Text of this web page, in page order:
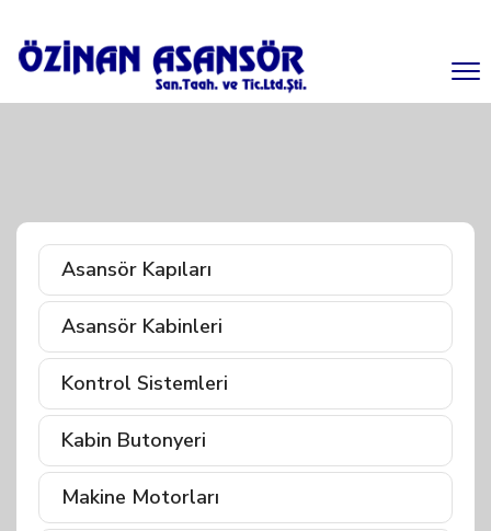
Asansör Kapıları
Asansör Kabinleri
Kontrol Sistemleri
Kabin Butonyeri
Makine Motorları